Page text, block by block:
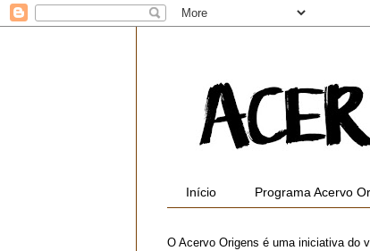
Início Programa Acervo
O Acervo Origens é uma iniciativa do